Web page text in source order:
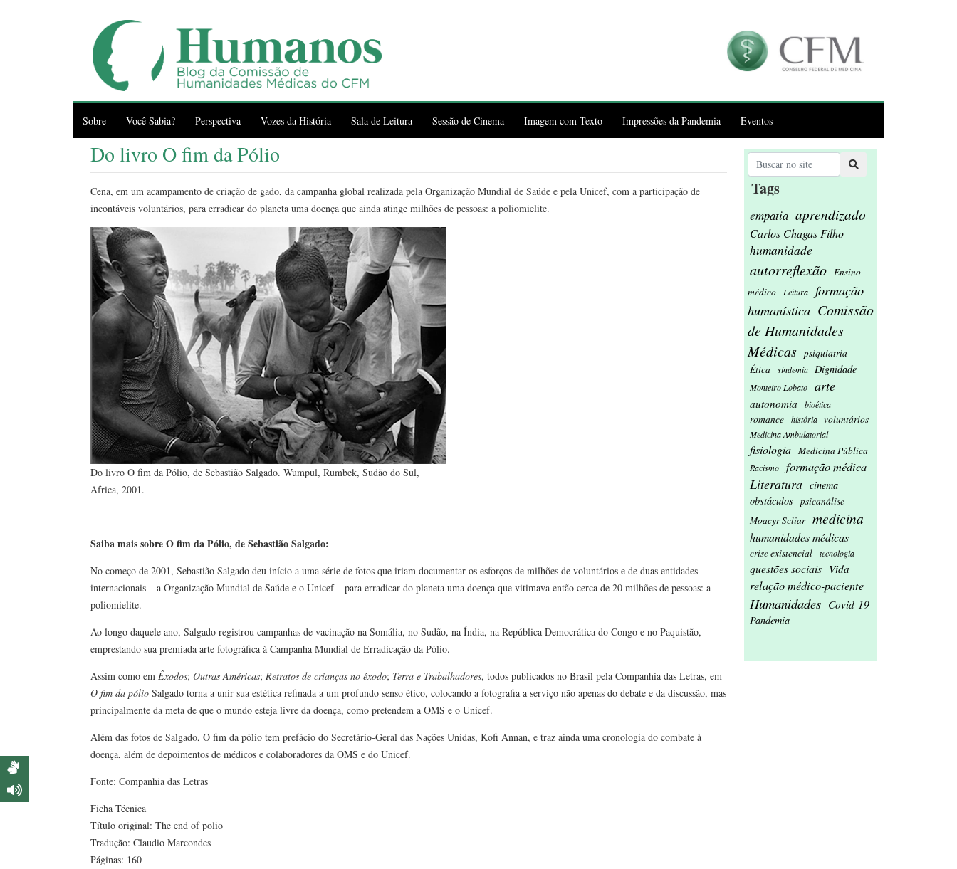
Sobre Você Sabia? Perspectiva Vozes da História Sala de Leitura Sessão de Cinema Imagem com Texto Impressões da Pandemia Eventos
Do livro O fim da Pólio
Cena, em um acampamento de criação de gado, da campanha global realizada pela Organização Mundial de Saúde e pela Unicef, com a participação de
incontáveis voluntários, para erradicar do planeta uma doença que ainda atinge milhões de pessoas: a poliomielite.
Do livro O fim da Pólio, de Sebastião Salgado. Wumpul, Rumbek, Sudão do Sul,
África, 2001.
Saiba mais sobre O fim da Pólio, de Sebastião Salgado:
No começo de 2001, Sebastião Salgado deu início a uma série de fotos que iriam documentar os esforços de milhões de voluntários e de duas entidades
internacionais – a Organização Mundial de Saúde e o Unicef – para erradicar do planeta uma doença que vitimava então cerca de 20 milhões de pessoas: a
poliomielite.
Ao longo daquele ano, Salgado registrou campanhas de vacinação na Somália, no Sudão, na Índia, na República Democrática do Congo e no Paquistão,
emprestando sua premiada arte fotográfica à Campanha Mundial de Erradicação da Pólio.
Assim como em Êxodos; Outras Américas; Retratos de crianças no êxodo; Terra e Trabalhadores, todos publicados no Brasil pela Companhia das Letras, em
O fim da pólio Salgado torna a unir sua estética refinada a um profundo senso ético, colocando a fotografia a serviço não apenas do debate e da discussão, mas
principalmente da meta de que o mundo esteja livre da doença, como pretendem a OMS e o Unicef.
Além das fotos de Salgado, O fim da pólio tem prefácio do Secretário-Geral das Nações Unidas, Kofi Annan, e traz ainda uma cronologia do combate à
doença, além de depoimentos de médicos e colaboradores da OMS e do Unicef.
Fonte: Companhia das Letras
Ficha Técnica
Título original: The end of polio
Tradução: Claudio Marcondes
Páginas: 160
Tags
empatia aprendizado
Carlos Chagas Filho
humanidade
autorreflexão
Ensino
médico
Leitura
formação
humanística Comissão
de Humanidades
Médicas psiquiatria
Ética
sindemia Dignidade
Monteiro Lobato arte
autonomia bioética
romance história voluntários
Medicina Ambulatorial
fisiologia Medicina Pública
Racismo formação médica
Literatura cinema
obstáculos psicanálise
Moacyr Scliar medicina
humanidades médicas
crise existencial tecnologia
questões sociais Vida
relação médico-paciente
Humanidades Covid-19
Pandemia